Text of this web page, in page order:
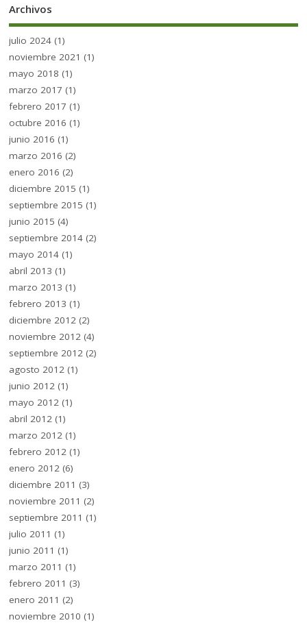
Archivos
julio 2024 (1)
noviembre 2021 (1)
mayo 2018 (1)
marzo 2017 (1)
febrero 2017 (1)
octubre 2016 (1)
junio 2016 (1)
marzo 2016 (2)
enero 2016 (2)
diciembre 2015 (1)
septiembre 2015 (1)
junio 2015 (4)
septiembre 2014 (2)
mayo 2014 (1)
abril 2013 (1)
marzo 2013 (1)
febrero 2013 (1)
diciembre 2012 (2)
noviembre 2012 (4)
septiembre 2012 (2)
agosto 2012 (1)
junio 2012 (1)
mayo 2012 (1)
abril 2012 (1)
marzo 2012 (1)
febrero 2012 (1)
enero 2012 (6)
diciembre 2011 (3)
noviembre 2011 (2)
septiembre 2011 (1)
julio 2011 (1)
junio 2011 (1)
marzo 2011 (1)
febrero 2011 (3)
enero 2011 (2)
noviembre 2010 (1)